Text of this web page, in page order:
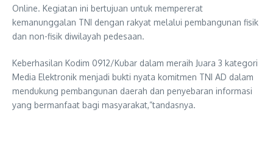
Online. Kegiatan ini bertujuan untuk mempererat
kemanunggalan TNI dengan rakyat melalui pembangunan fisik
dan non-fisik diwilayah pedesaan.
Keberhasilan Kodim 0912/Kubar dalam meraih Juara 3 kategori
Media Elektronik menjadi bukti nyata komitmen TNI AD dalam
mendukung pembangunan daerah dan penyebaran informasi
yang bermanfaat bagi masyarakat,”tandasnya.